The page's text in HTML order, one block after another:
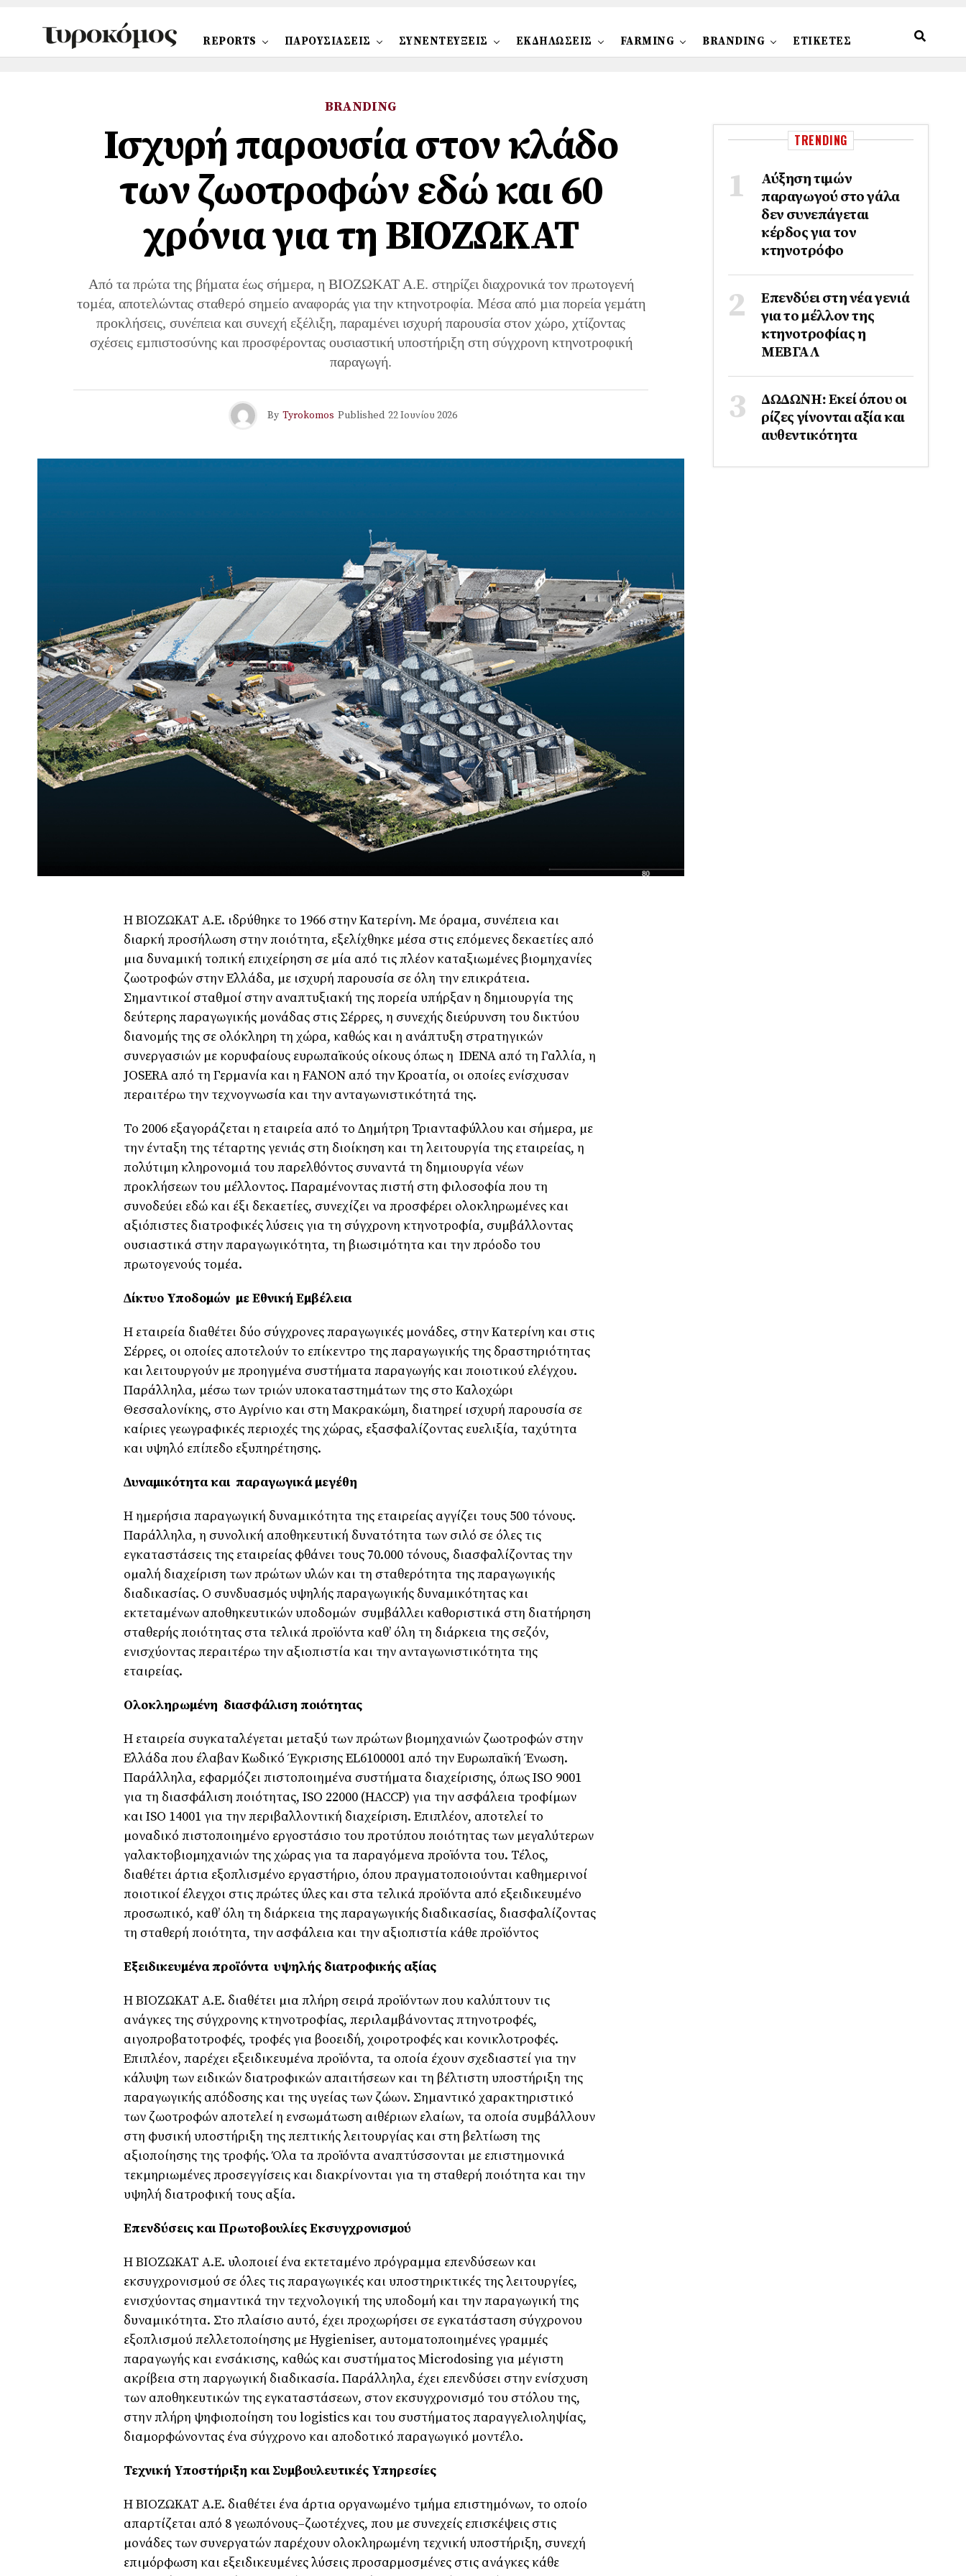
REPORTS ΠΑΡΟΥΣΙΑΣΕΙΣ ΣΥΝΕΝΤΕΥΞΕΙΣ ΕΚΔΗΛΩΣΕΙΣ FARMING BRANDING ΕΤΙΚΕΤΕΣ
BRANDING
Ισχυρή παρουσία στον κλάδο
των ζωοτροφών εδώ και 60
χρόνια για τη ΒΙΟΖΩΚΑΤ
Από τα πρώτα της βήµατα έως σήµερα, η ΒΙΟΖΩΚΑΤ Α.Ε. στηρίζει διαχρονικά τον πρωτογενή
τοµέα, αποτελώντας σταθερό σηµείο αναφοράς για την κτηνοτροφία. Μέσα από µια πορεία γεµάτη
προκλήσεις, συνέπεια και συνεχή εξέλιξη, παραµένει ισχυρή παρουσία στον χώρο, χτίζοντας
σχέσεις εµπιστοσύνης και προσφέροντας ουσιαστική υποστήριξη στη σύγχρονη κτηνοτροφική
παραγωγή.
By Tyrokomos Published 22 Ιουνίου 2026
Η ΒΙΟΖΩΚΑΤ Α.Ε. ιδρύθηκε το 1966 στην Κατερίνη. Με όραµα, συνέπεια και
διαρκή προσήλωση στην ποιότητα, εξελίχθηκε µέσα στις επόµενες δεκαετίες από
µια δυναµική τοπική επιχείρηση σε µία από τις πλέον καταξιωµένες βιοµηχανίες
ζωοτροφών στην Ελλάδα, µε ισχυρή παρουσία σε όλη την επικράτεια.
Σηµαντικοί σταθµοί στην αναπτυξιακή της πορεία υπήρξαν η δηµιουργία της
δεύτερης παραγωγικής µονάδας στις Σέρρες, η συνεχής διεύρυνση του δικτύου
διανοµής της σε ολόκληρη τη χώρα, καθώς και η ανάπτυξη στρατηγικών
συνεργασιών µε κορυφαίους ευρωπαϊκούς οίκους όπως η IDENA από τη Γαλλία, η
JOSERA από τη Γερµανία και η FANON από την Κροατία, οι οποίες ενίσχυσαν
περαιτέρω την τεχνογνωσία και την ανταγωνιστικότητά της.
Το 2006 εξαγοράζεται η εταιρεία από το ∆ηµήτρη Τριανταφύλλου και σήµερα, µε
την ένταξη της τέταρτης γενιάς στη διοίκηση και τη λειτουργία της εταιρείας, η
πολύτιµη κληρονοµιά του παρελθόντος συναντά τη δηµιουργία νέων
προκλήσεων του µέλλοντος. Παραµένοντας πιστή στη φιλοσοφία που τη
συνοδεύει εδώ και έξι δεκαετίες, συνεχίζει να προσφέρει ολοκληρωµένες και
αξιόπιστες διατροφικές λύσεις για τη σύγχρονη κτηνοτροφία, συµβάλλοντας
ουσιαστικά στην παραγωγικότητα, τη βιωσιµότητα και την πρόοδο του
πρωτογενούς τοµέα.
∆ίκτυο Υποδοµών µε Εθνική Εµβέλεια
Η εταιρεία διαθέτει δύο σύγχρονες παραγωγικές µονάδες, στην Κατερίνη και στις
Σέρρες, οι οποίες αποτελούν το επίκεντρο της παραγωγικής της δραστηριότητας
και λειτουργούν µε προηγµένα συστήµατα παραγωγής και ποιοτικού ελέγχου.
Παράλληλα, µέσω των τριών υποκαταστηµάτων της στο Καλοχώρι
Θεσσαλονίκης, στο Αγρίνιο και στη Μακρακώµη, διατηρεί ισχυρή παρουσία σε
καίριες γεωγραφικές περιοχές της χώρας, εξασφαλίζοντας ευελιξία, ταχύτητα
και υψηλό επίπεδο εξυπηρέτησης.
∆υναµικότητα και παραγωγικά µεγέθη
Η ηµερήσια παραγωγική δυναµικότητα της εταιρείας αγγίζει τους 500 τόνους.
Παράλληλα, η συνολική αποθηκευτική δυνατότητα των σιλό σε όλες τις
εγκαταστάσεις της εταιρείας φθάνει τους 70.000 τόνους, διασφαλίζοντας την
οµαλή διαχείριση των πρώτων υλών και τη σταθερότητα της παραγωγικής
διαδικασίας. Ο συνδυασµός υψηλής παραγωγικής δυναµικότητας και
εκτεταµένων αποθηκευτικών υποδοµών συµβάλλει καθοριστικά στη διατήρηση
σταθερής ποιότητας στα τελικά προϊόντα καθ’ όλη τη διάρκεια της σεζόν,
ενισχύοντας περαιτέρω την αξιοπιστία και την ανταγωνιστικότητα της
εταιρείας.
Ολοκληρωµένη διασφάλιση ποιότητας
Η εταιρεία συγκαταλέγεται µεταξύ των πρώτων βιοµηχανιών ζωοτροφών στην
Ελλάδα που έλαβαν Κωδικό Έγκρισης EL6100001 από την Ευρωπαϊκή Ένωση.
Παράλληλα, εφαρµόζει πιστοποιηµένα συστήµατα διαχείρισης, όπως ISO 9001
για τη διασφάλιση ποιότητας, ISO 22000 (HACCP) για την ασφάλεια τροφίµων
και ISO 14001 για την περιβαλλοντική διαχείριση. Επιπλέον, αποτελεί το
µοναδικό πιστοποιηµένο εργοστάσιο του προτύπου ποιότητας των µεγαλύτερων
γαλακτοβιοµηχανιών της χώρας για τα παραγόµενα προϊόντα του. Τέλος,
διαθέτει άρτια εξοπλισµένο εργαστήριο, όπου πραγµατοποιούνται καθηµερινοί
ποιοτικοί έλεγχοι στις πρώτες ύλες και στα τελικά προϊόντα από εξειδικευµένο
προσωπικό, καθ’ όλη τη διάρκεια της παραγωγικής διαδικασίας, διασφαλίζοντας
τη σταθερή ποιότητα, την ασφάλεια και την αξιοπιστία κάθε προϊόντος
Εξειδικευµένα προϊόντα υψηλής διατροφικής αξίας
Η ΒΙΟΖΩΚΑΤ Α.Ε. διαθέτει µια πλήρη σειρά προϊόντων που καλύπτουν τις
ανάγκες της σύγχρονης κτηνοτροφίας, περιλαµβάνοντας πτηνοτροφές,
αιγοπροβατοτροφές, τροφές για βοοειδή, χοιροτροφές και κονικλοτροφές.
Επιπλέον, παρέχει εξειδικευµένα προϊόντα, τα οποία έχουν σχεδιαστεί για την
κάλυψη των ειδικών διατροφικών απαιτήσεων και τη βέλτιστη υποστήριξη της
παραγωγικής απόδοσης και της υγείας των ζώων. Σηµαντικό χαρακτηριστικό
των ζωοτροφών αποτελεί η ενσωµάτωση αιθέριων ελαίων, τα οποία συµβάλλουν
στη φυσική υποστήριξη της πεπτικής λειτουργίας και στη βελτίωση της
αξιοποίησης της τροφής. Όλα τα προϊόντα αναπτύσσονται µε επιστηµονικά
τεκµηριωµένες προσεγγίσεις και διακρίνονται για τη σταθερή ποιότητα και την
υψηλή διατροφική τους αξία.
Επενδύσεις και Πρωτοβουλίες Εκσυγχρονισµού
Η ΒΙΟΖΩΚΑΤ Α.Ε. υλοποιεί ένα εκτεταµένο πρόγραµµα επενδύσεων και
εκσυγχρονισµού σε όλες τις παραγωγικές και υποστηρικτικές της λειτουργίες,
ενισχύοντας σηµαντικά την τεχνολογική της υποδοµή και την παραγωγική της
δυναµικότητα. Στο πλαίσιο αυτό, έχει προχωρήσει σε εγκατάσταση σύγχρονου
εξοπλισµού πελλετοποίησης µε Hygieniser, αυτοµατοποιηµένες γραµµές
παραγωγής και ενσάκισης, καθώς και συστήµατος Microdosing για µέγιστη
ακρίβεια στη παργωγική διαδικασία. Παράλληλα, έχει επενδύσει στην ενίσχυση
των αποθηκευτικών της εγκαταστάσεων, στον εκσυγχρονισµό του στόλου της,
στην πλήρη ψηφιοποίηση του logistics και του συστήµατος παραγγελιοληψίας,
διαµορφώνοντας ένα σύγχρονο και αποδοτικό παραγωγικό µοντέλο.
Τεχνική Υποστήριξη και Συµβουλευτικές Υπηρεσίες
Η ΒΙΟΖΩΚΑΤ Α.Ε. διαθέτει ένα άρτια οργανωµένο τµήµα επιστηµόνων, το οποίο
απαρτίζεται από 8 γεωπόνους–ζωοτέχνες, που µε συνεχείς επισκέψεις στις
µονάδες των συνεργατών παρέχουν ολοκληρωµένη τεχνική υποστήριξη, συνεχή
επιµόρφωση και εξειδικευµένες λύσεις προσαρµοσµένες στις ανάγκες κάθε
TRENDING
Αύξηση τιμών
παραγωγού στο γάλα
δεν συνεπάγεται
κέρδος για τον
κτηνοτρόφο
Επενδύει στη νέα γενιά
για το μέλλον της
κτηνοτροφίας η
ΜΕΒΓΑΛ
ΔΩΔΩΝΗ: Εκεί όπου οι
ρίζες γίνονται αξία και
αυθεντικότητα